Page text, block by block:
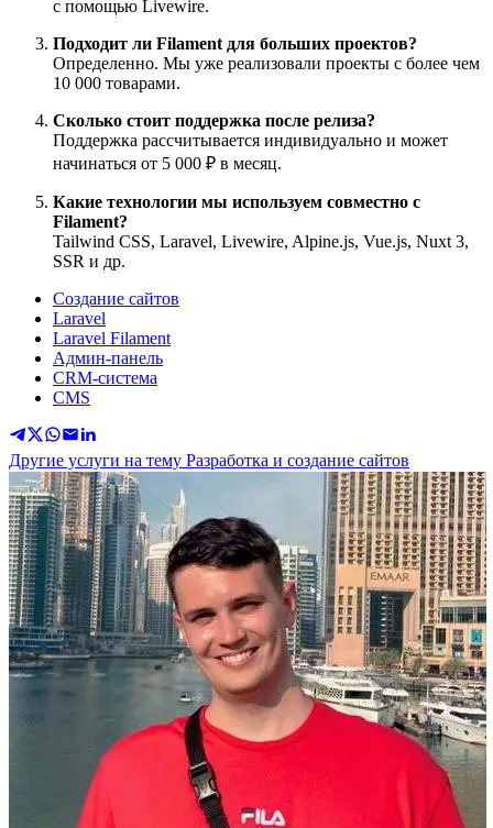
с помощью Livewire.
Подходит ли Filament для больших проектов?
Определенно. Мы уже реализовали проекты с более чем
10 000 товарами.
Сколько стоит поддержка после релиза?
Поддержка рассчитывается индивидуально и может
начинаться от 5 000 ₽ в месяц.
Какие технологии мы используем совместно с
Filament?
Tailwind CSS, Laravel, Livewire, Alpine.js, Vue.js, Nuxt 3,
SSR и др.
Создание сайтов
Laravel
Laravel Filament
Админ-панель
CRM-система
CMS
Другие услуги на тему Разработка и создание сайтов